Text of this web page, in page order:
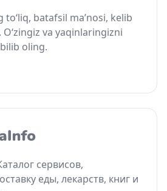
to‘liq, batafsil ma’nosi, kelib
va yaqinlaringizni
oling.
сервисов,
еды, лекарств, книг и